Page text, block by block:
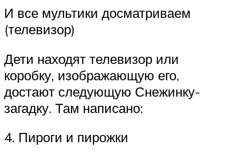
И все мультики досматриваем
(телевизор)
Дети находят телевизор или
коробку, изображающую его,
достают следующую Снежинку-
загадку. Там написано:
4. Пироги и пирожки